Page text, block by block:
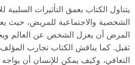
يتناول الكتاب بعمق التأثيرات السلبية
الشخصية والاجتماعية للمريض، حيث
المرض أن يعزل الشخص عن العالم
ثقيل. كما يناقش الكتاب تجارب
التعافي، وكيف يمكن للإنسان أن